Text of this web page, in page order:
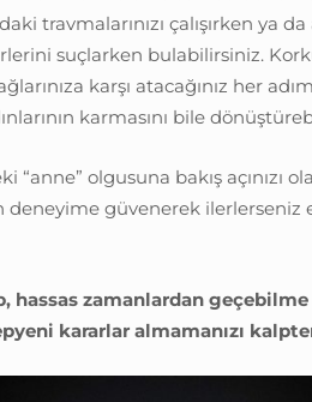
travmalarınızı çalışırken ya
suçlarken bulabilirsiniz.
karşı atacağınız her
karmasını bile
“anne” olgusuna bakış açınızı
güvenerek ilerlerseniz
hassas zamanlardan
kararlar almamanızı